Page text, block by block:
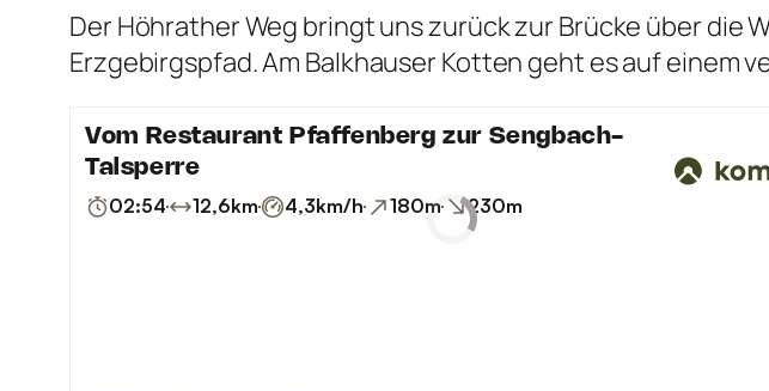
Der Höhrather Weg bringt uns zurück zur Brücke über die
Erzgebirgspfad. Am Balkhauser Kotten geht es auf